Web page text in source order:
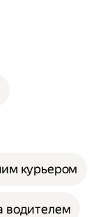
курьером
водителем